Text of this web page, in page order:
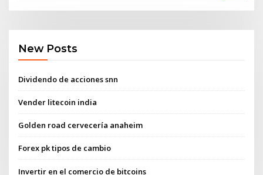
New Posts
Dividendo de acciones snn
Vender litecoin india
Golden road cervecería anaheim
Forex pk tipos de cambio
Invertir en el comercio de bitcoins